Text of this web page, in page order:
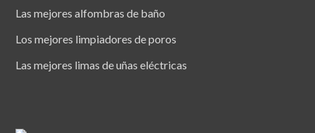
Las mejores alfombras de baño
Los mejores limpiadores de poros
Las mejores limas de uñas eléctricas